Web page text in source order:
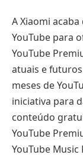
A Xiaomi
YouTube para
YouTube
atuais e
meses de
iniciativa para
conteúdo
YouTube
YouTube